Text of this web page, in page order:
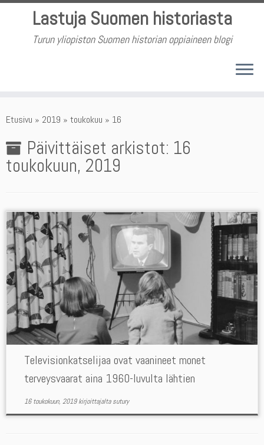
Skip
Lastuja Suomen historiasta
Turun yliopiston Suomen historian oppiaineen blogi
Etusivu » 2019 » toukokuu » 16
Päivittäiset arkistot: 16
toukokuun, 2019
Televisionkatselijaa ovat vaanineet monet
terveysvaarat aina 1960-luvulta lähtien
16 toukokuun, 2019 kirjoittajaltasutury